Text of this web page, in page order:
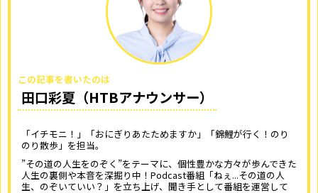
この記事を書いたのは
田口彩夏（HTBアナウンサー）
「イチモニ！」「おにぎりあたためますか」「錦鯉が行く！のり
のり散歩」を担当。
”その道の人生をのぞく”をテーマに、個性豊かな方々が歩んできた
人生の裏側や本音を深掘り中！Podcast番組「ねぇ...その道の人
生、のぞいていい？」を立ち上げ、聞き手として番組を運営して